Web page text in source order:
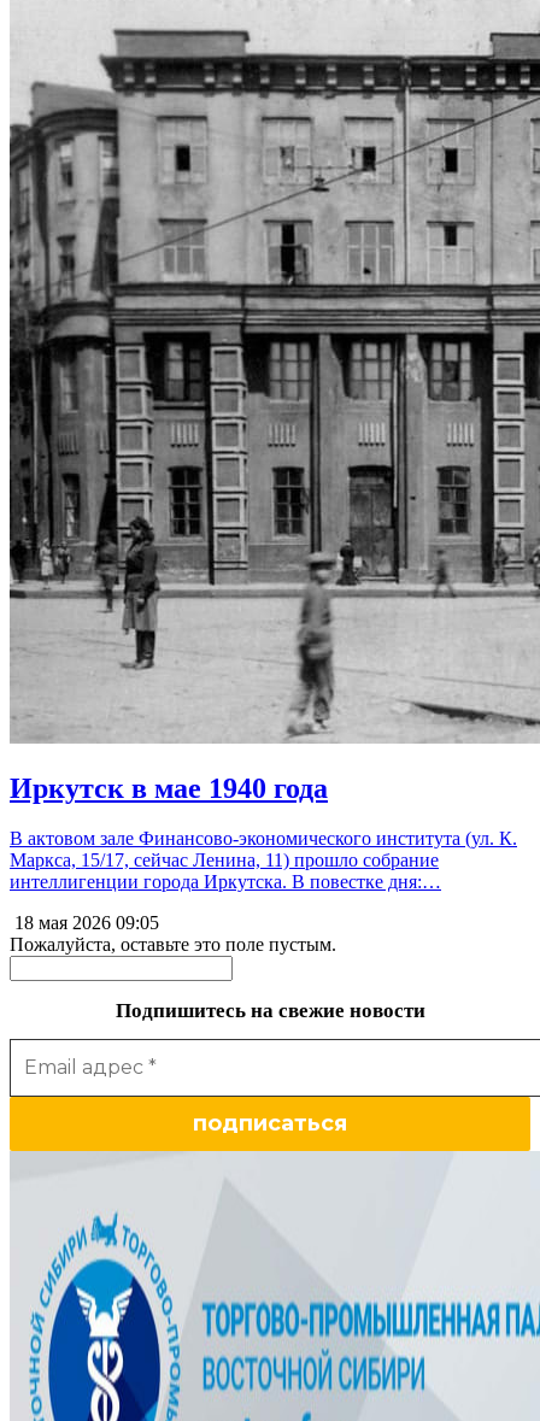
Иркутск в мае 1940 года
В актовом зале Финансово-экономического института (ул. К.
Маркса, 15/17, сейчас Ленина, 11) прошло собрание
интеллигенции города Иркутска. В повестке дня:…
18 мая 2026 09:05
Пожалуйста, оставьте это поле пустым.
Подпишитесь на свежие новости